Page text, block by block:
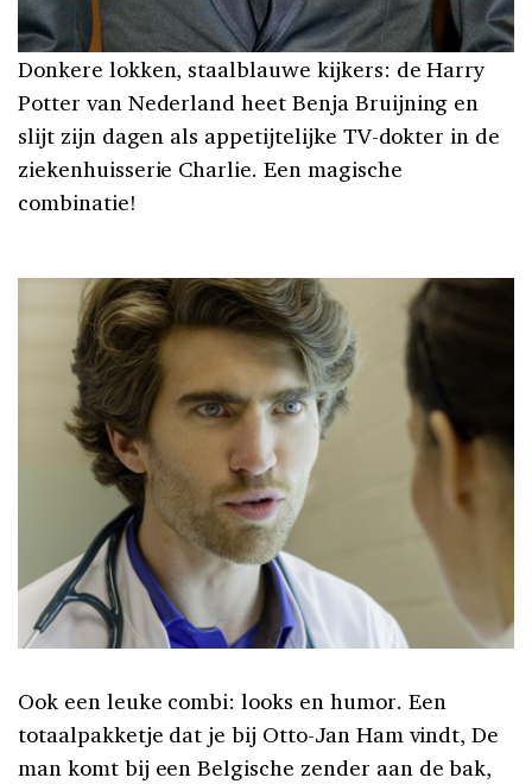
Donkere lokken, staalblauwe kijkers: de Harry
Potter van Nederland heet Benja Bruijning en
slijt zijn dagen als appetijtelijke TV-dokter in de
ziekenhuisserie Charlie. Een magische
combinatie!
Ook een leuke combi: looks en humor. Een
totaalpakketje dat je bij Otto-Jan Ham vindt, De
man komt bij een Belgische zender aan de bak,